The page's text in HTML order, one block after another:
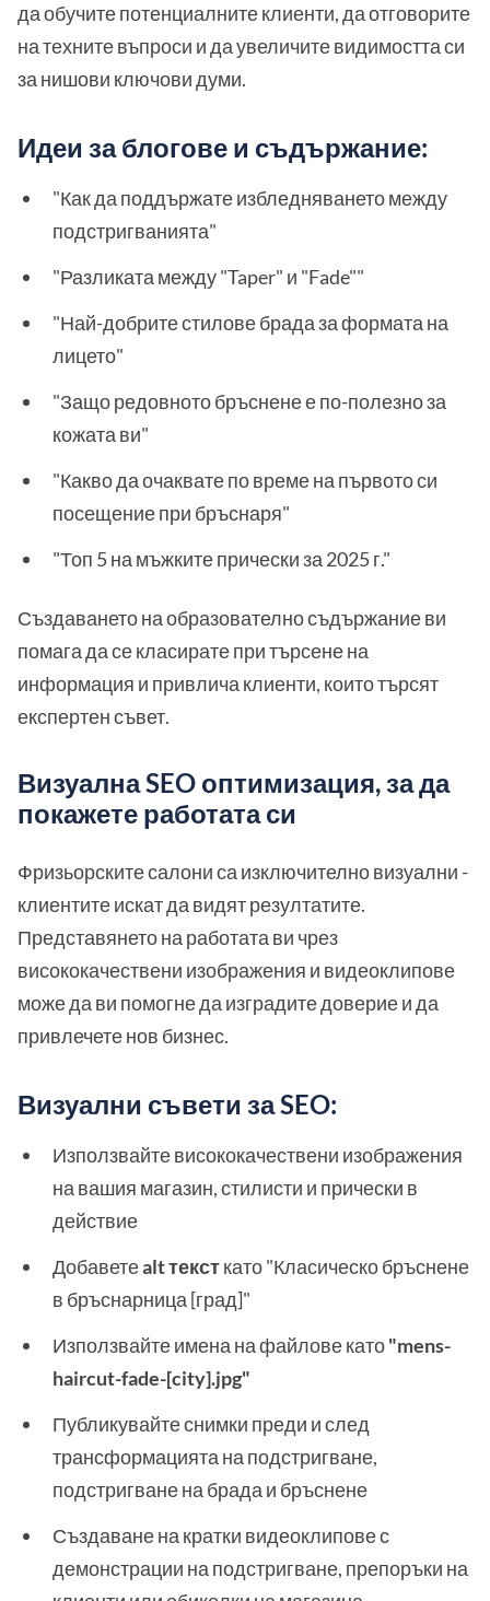
да обучите потенциалните клиенти, да отговорите
на техните въпроси и да увеличите видимостта си
за нишови ключови думи.
Идеи за блогове и съдържание:
"Как да поддържате избледняването между
подстригванията"
"Разликата между "Taper" и "Fade""
"Най-добрите стилове брада за формата на
лицето"
"Защо редовното бръснене е по-полезно за
кожата ви"
"Какво да очаквате по време на първото си
посещение при бръснаря"
"Топ 5 на мъжките прически за 2025 г."
Създаването на образователно съдържание ви
помага да се класирате при търсене на
информация и привлича клиенти, които търсят
експертен съвет.
Визуална SEO оптимизация, за да
покажете работата си
Фризьорските салони са изключително визуални -
клиентите искат да видят резултатите.
Представянето на работата ви чрез
висококачествени изображения и видеоклипове
може да ви помогне да изградите доверие и да
привлечете нов бизнес.
Визуални съвети за SEO:
Използвайте висококачествени изображения
на вашия магазин, стилисти и прически в
действие
Добаветеalt тексткато "Класическо бръснене
в бръснарница [град]"
Използвайте имена на файлове като"mens-
haircut-fade-[city].jpg"
Публикувайте снимки преди и след
трансформацията на подстригване,
подстригване на брада и бръснене
Създаване на кратки видеоклипове с
демонстрации на подстригване, препоръки на